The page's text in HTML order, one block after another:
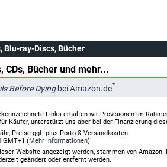
Blu-ray-Discs, Bücher
CDs, Bücher und mehr...
Before Dyingbei Amazon.de*
Links erhalten wir Provisionen im
Käufer, unterstützt uns aber bei der Finanzierung
Preise ggf. plus Porto & Versandkosten.
GMT+1 (Mehr Informationen)
Website angezeigt werden, stammen von Amazon.
geändert oder entfernt werden.